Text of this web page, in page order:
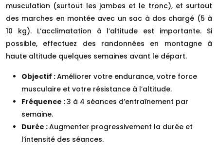
musculation (surtout les jambes et le tronc), et surtout
des marches en montée avec un sac à dos chargé (5 à
10 kg). L’acclimatation à l’altitude est importante. Si
possible, effectuez des randonnées en montagne à
haute altitude quelques semaines avant le départ.
Objectif :Améliorer votre endurance, votre force
musculaire et votre résistance à l’altitude.
Fréquence :3 à 4 séances d’entraînement par
semaine.
Durée :Augmenter progressivement la durée et
l’intensité des séances.